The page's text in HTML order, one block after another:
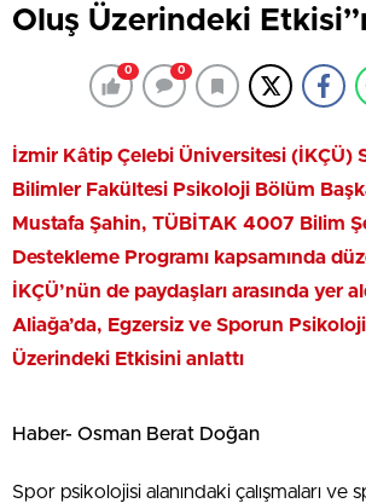
Oluş Üzerindeki
0 0
İzmir Kâtip Çelebi Üniversitesi (İKÇÜ)
Bilimler Fakültesi Psikoloji Bölüm
Mustafa Şahin, TÜBİTAK 4007 Bilim
Destekleme Programı kapsamında
İKÇÜ’nün de paydaşları arasında yer
Aliağa’da, Egzersiz ve Sporun
Üzerindeki Etkisini anlattı
Haber- Osman Berat Doğan
Spor psikolojisi alanındaki çalışmaları ve